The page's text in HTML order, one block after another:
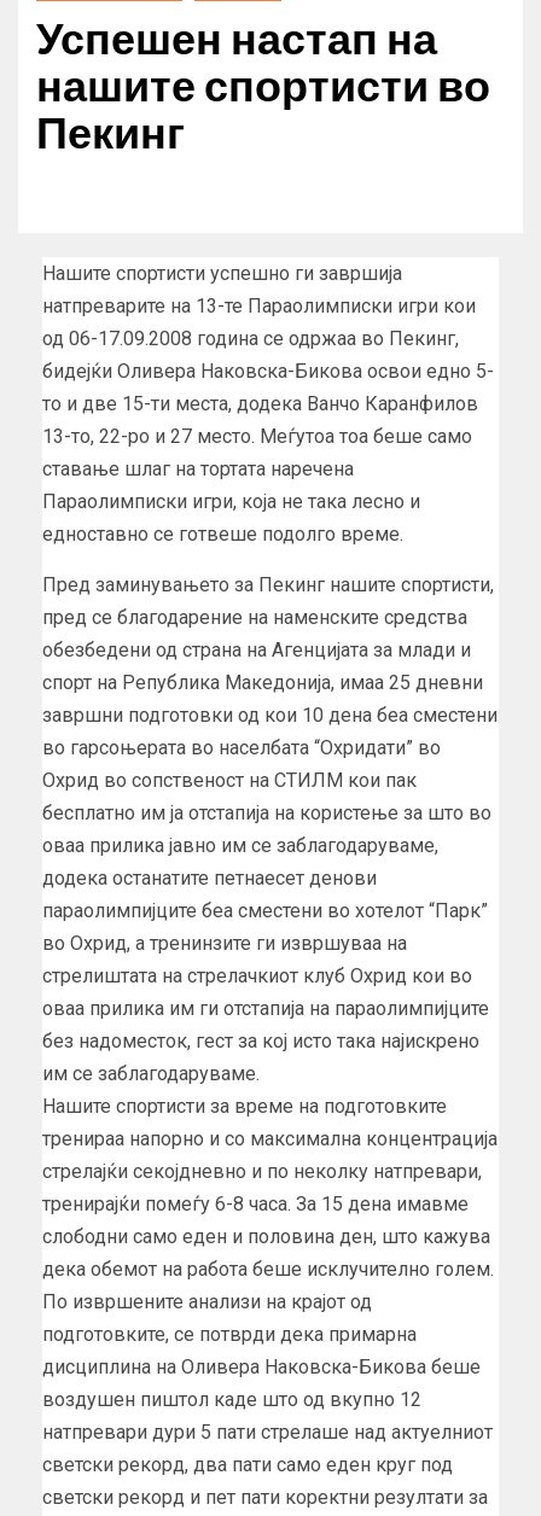
Успешен настап на
нашите спортисти во
Пекинг
Нашите спортисти успешно ги завршија
натпреварите на 13-те Параолимписки игри кои
од 06-17.09.2008 година се одржаа во Пекинг,
бидејќи Оливера Наковска-Бикова освои едно 5-
то и две 15-ти места, додека Ванчо Каранфилов
13-то, 22-ро и 27 место. Меѓутоа тоа беше само
ставање шлаг на тортата наречена
Параолимписки игри, која не така лесно и
едноставно се готвеше подолго време.
Пред заминувањето за Пекинг нашите спортисти,
пред се благодарение на наменските средства
обезбедени од страна на Агенцијата за млади и
спорт на Република Македонија, имаа 25 дневни
завршни подготовки од кои 10 дена беа сместени
во гарсоњерата во населбата “Охридати” во
Охрид во сопственост на СТИЛМ кои пак
бесплатно им ја отстапија на користење за што во
оваа прилика јавно им се заблагодаруваме,
додека останатите петнаесет денови
параолимпијците беа сместени во хотелот “Парк”
во Охрид, а тренинзите ги извршуваа на
стрелиштата на стрелачкиот клуб Охрид кои во
оваа прилика им ги отстапија на параолимпијците
без надоместок, гест за кој исто така најискрено
им се заблагодаруваме.
Нашите спортисти за време на подготовките
тренираа напорно и со максимална концентрација
стрелајќи секојдневно и по неколку натпревари,
тренирајќи помеѓу 6-8 часа. За 15 дена имавме
слободни само еден и половина ден, што кажува
дека обемот на работа беше исклучително голем.
По извршените анализи на крајот од
подготовките, се потврди дека примарна
дисциплина на Оливера Наковска-Бикова беше
воздушен пиштол каде што од вкупно 12
натпревари дури 5 пати стрелаше над актуелниот
светски рекорд, два пати само еден круг под
светски рекорд и пет пати коректни резултати за